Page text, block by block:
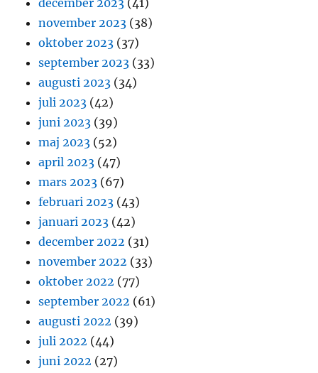
december 2023 (41)
november 2023 (38)
oktober 2023 (37)
september 2023 (33)
augusti 2023 (34)
juli 2023 (42)
juni 2023 (39)
maj 2023 (52)
april 2023 (47)
mars 2023 (67)
februari 2023 (43)
januari 2023 (42)
december 2022 (31)
november 2022 (33)
oktober 2022 (77)
september 2022 (61)
augusti 2022 (39)
juli 2022 (44)
juni 2022 (27)